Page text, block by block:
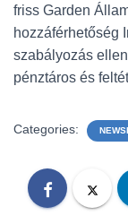
friss Garden
hozzáférhetőség
szabályozás
pénztáros és
Categories: